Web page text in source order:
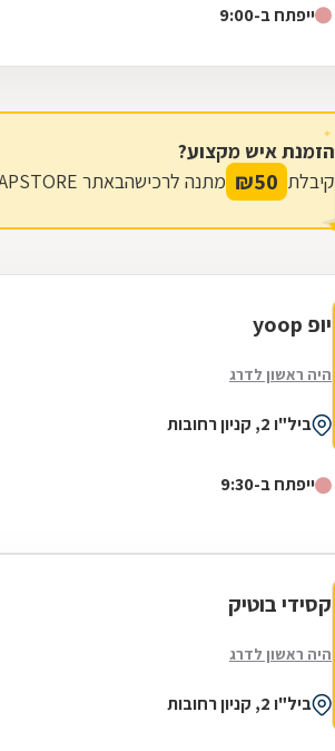
ייפתח ב-9:00
הזמנת איש מקצוע?
קיבלת 50
₪ מתנה לרכישהבאתר ZAPSTORE
יופ yoop
היה ראשון לדרג
ביל"ו 2, קניון רחובות
ייפתח ב-9:30
קסידי בוטיק
היה ראשון לדרג
ביל"ו 2, קניון רחובות